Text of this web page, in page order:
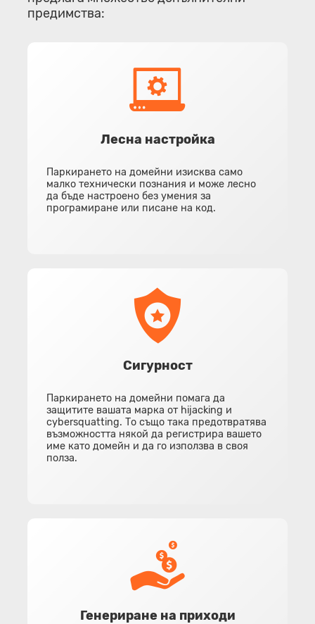
предимства:
Лесна настройка
Паркирането на домейни изисква само
малко технически познания и може лесно
да бъде настроено без умения за
програмиране или писане на код.
Сигурност
Паркирането на домейни помага да
защитите вашата марка от hijacking и
cybersquatting. То също така предотвратява
възможността някой да регистрира вашето
име като домейн и да го използва в своя
полза.
Генериране на приходи